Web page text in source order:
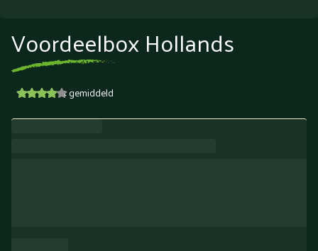
Voordeelbox Hollands
4gemiddeld